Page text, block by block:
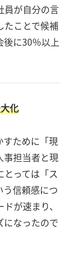
員が自分の言
たことで候補
に30％以上
化
すために「現
事担当者と現
っては「ス
う信頼感につ
が速まり、
になったので